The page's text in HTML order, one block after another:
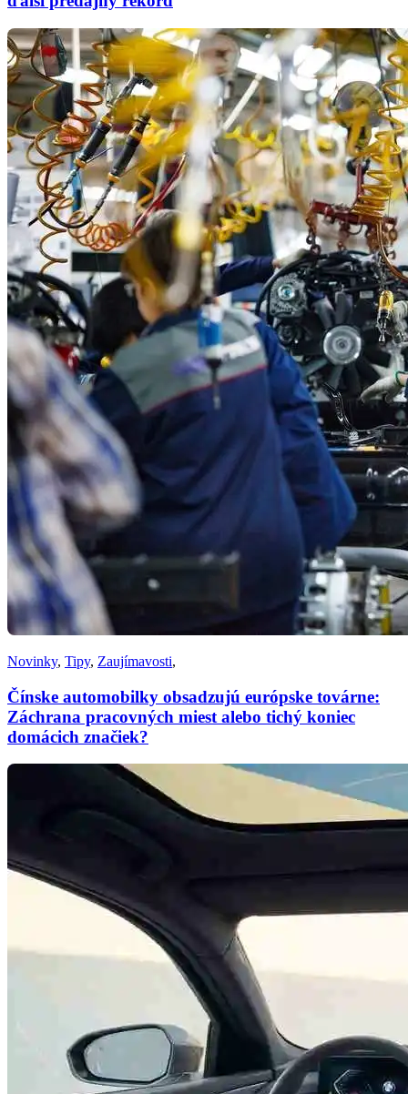
Novinky, Tipy, Zaujímavosti,
Čínske automobilky obsadzujú európske továrne:
Záchrana pracovných miest alebo tichý koniec
domácich značiek?